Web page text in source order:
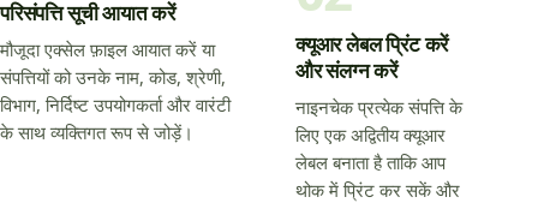
परिसंपत्ति सूची आयात करें
मौजूदा एक्सेल फ़ाइल आयात करें या
संपत्तियों को उनके नाम, कोड, श्रेणी,
विभाग, निर्दिष्ट उपयोगकर्ता और वारंटी
के साथ व्यक्तिगत रूप से जोड़ें।
क्यूआर लेबल प्रिंट करें
और संलग्न करें
नाइनचेक प्रत्येक संपत्ति के
लिए एक अद्वितीय क्यूआर
लेबल बनाता है ताकि आप
थोक में प्रिंट कर सकें और